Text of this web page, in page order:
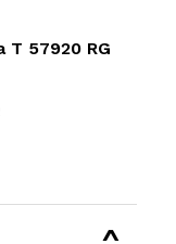
T 57920 RG